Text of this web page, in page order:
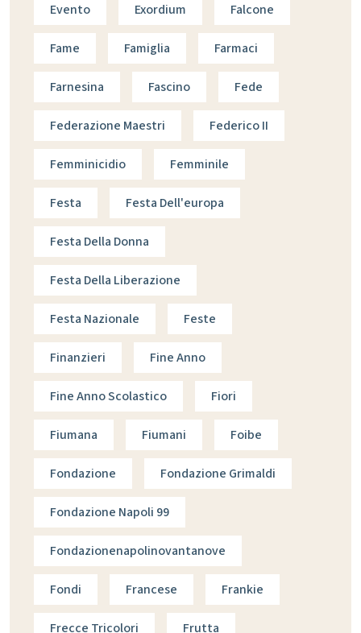
Evento Exordium Falcone
Fame Famiglia Farmaci
Farnesina Fascino Fede
Federazione Maestri Federico II
Femminicidio Femminile
Festa Festa Dell'europa
Festa Della Donna
Festa Della Liberazione
Festa Nazionale Feste
Finanzieri Fine Anno
Fine Anno Scolastico Fiori
Fiumana Fiumani Foibe
Fondazione Fondazione Grimaldi
Fondazione Napoli 99
Fondazionenapolinovantanove
Fondi Francese Frankie
Frecce Tricolori Frutta